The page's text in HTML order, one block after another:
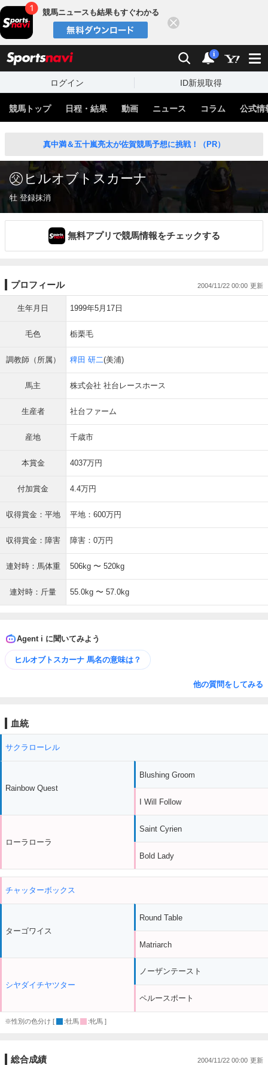
競馬ニュースも結果もすぐわかる
検索 通知
i
ログイン ID新規取得
競馬トップ 日程・結果 動画 ニュース コラム 公式情
真中満＆五十嵐亮太が佐賀競馬予想に挑戦！（PR）
ヒルオブトスカーナ
牡 登録抹消
無料アプリで競馬情報をチェックする
プロフィール 2004/11/22 00:00
生年月日 1999年5月17日
毛色 栃栗毛
調教師（所属） 稗田 研二(美浦)
馬主 株式会社 社台レースホース
生産者 社台ファーム
産地 千歳市
本賞金 4037万円
付加賞金 4.4万円
収得賞金：平地 平地：600万円
収得賞金：障害 障害：0万円
連対時：馬体重 506kg 〜 520kg
連対時：斤量 55.0kg 〜 57.0kg
Agent i に聞いてみよう
ヒルオブトスカーナ 馬名の意味は？
他の質問をしてみる
血統
サクラローレル
Rainbow Quest
ローラローラ
Blushing Groom
I Will Follow
Saint Cyrien
Bold Lady
チャッターボックス
ターゴワイス
シヤダイチヤツター
Round Table
Matriarch
ノーザンテースト
ペルースポート
※性別の色分け [ :牡馬 :牝馬 ]
総合成績 2004/11/22 00:00